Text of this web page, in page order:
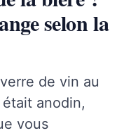
selon la
de vin au
anodin,
vous